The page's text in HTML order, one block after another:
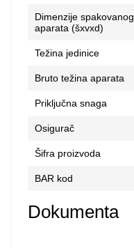
Dimenzije spakovanog
aparata (šxvxd)
Težina jedinice
Bruto težina aparata
Priključna snaga
Osigurač
Šifra proizvoda
BAR kod
Dokumenta